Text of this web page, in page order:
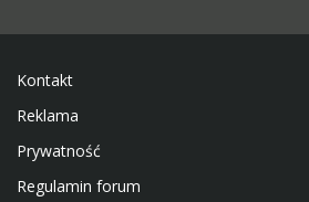
Kontakt
Reklama
Prywatność
Regulamin forum